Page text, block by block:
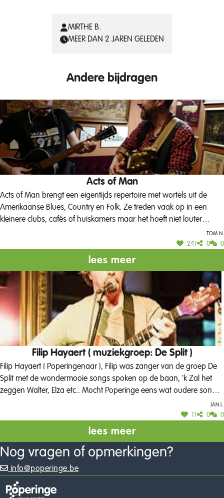
MIRTHE B.
MEER DAN 2 JAREN GELEDEN
Andere bijdragen
Acts of Man
Acts of Man brengt een eigentijds repertoire met wortels uit de
Amerikaanse Blues, Country en Folk. Ze treden vaak op in een
kleinere clubs, cafés of huiskamers maar het hoeft niet louter
subtiel en ingetogen te klinken. Dit duo kan tevens een energieke
set brengen voor een groter publiek. Acts of Man is 50% uit
Poperinge en dus is een plaats op het podium van de
Tom N.
241 0 0
lees meer
Filip Hayaert ( muziekgroep: De Split )
Filip Hayaert ( Poperingenaar ), Filip was zanger van de groep De
Split met de wondermooie songs spoken op de baan, 'k Zal het
zeggen Walter, Elza etc.. Mocht Poperinge eens wat oudere songs
terug tot leven brengen zou dat wel mooi zijn ! Er zijn in Poperinge
zeker begin jaren '90 heel wat toffe dingen gebeurt zoals The
Boondocks, De Split, V for Vendetta, Bottled in Belgium, Sandrino
om de songs spoken op de baan te laten zingen, zoals er zoveel
spoken rondlopen hé haha :)
Jan L.
0 0
lees meer
Nog vragen of opmerkingen?
info@poperinge.be